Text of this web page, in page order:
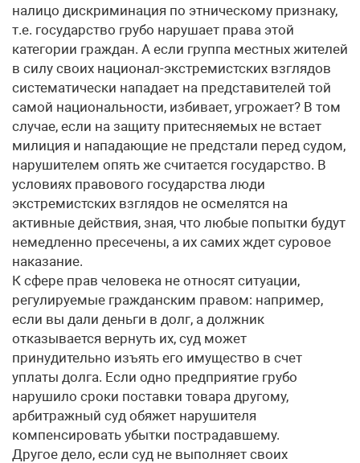
налицо дискриминация по этническому признаку,
т.е. государство грубо нарушает права этой
категории граждан. А если группа местных жителей
в силу своих национал-экстремистских взглядов
систематически нападает на представителей той
самой национальности, избивает, угрожает? В том
случае, если на защиту притесняемых не встает
милиция и нападающие не предстали перед судом,
нарушителем опять же считается государство. В
условиях правового государства люди
экстремистских взглядов не осмелятся на
активные действия, зная, что любые попытки будут
немедленно пресечены, а их самих ждет суровое
наказание.
К сфере прав человека не относят ситуации,
регулируемые гражданским правом: например,
если вы дали деньги в долг, а должник
отказывается вернуть их, суд может
принудительно изъять его имущество в счет
уплаты долга. Если одно предприятие грубо
нарушило сроки поставки товара другому,
арбитражный суд обяжет нарушителя
компенсировать убытки пострадавшему.
Другое дело, если суд не выполняет своих